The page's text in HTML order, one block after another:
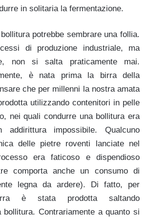
in solitaria la fermentazione.
potrebbe sembrare una follia.
di produzione industriale, ma
non si salta praticamente mai.
è nata prima la birra della
che per millenni la nostra amata
utilizzando contenitori in pelle
nei quali condurre una bollitura era
addirittura impossibile. Qualcuno
delle pietre roventi lanciate nel
era faticoso e dispendioso
comporta anche un consumo di
legna da ardere). Di fatto, per
è stata prodotta saltando
bollitura. Contrariamente a quanto si